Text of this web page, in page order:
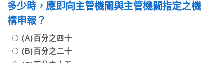
多少時，應即向主管機關與主管機關指定之機
構申報？
(A)百分之四十
(B)百分之二十